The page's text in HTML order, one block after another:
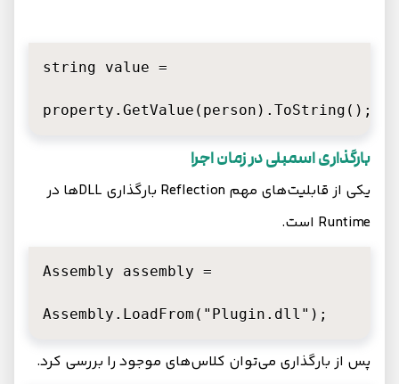
string value =
property.GetValue(person).ToString();
بارگذاری اسمبلی در زمان اجرا
یکی از قابلیت‌های مهم Reflection بارگذاری DLLها در
Runtime است.
Assembly assembly =
Assembly.LoadFrom("Plugin.dll");
پس از بارگذاری می‌توان کلاس‌های موجود را بررسی کرد.